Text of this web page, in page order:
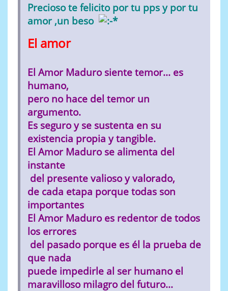
Precioso te felicito por tu pps y por tu
amor ,un beso
El amor
El Amor Maduro siente temor... es
humano,
pero no hace del temor un
argumento.
Es seguro y se sustenta en su
existencia propia y tangible.
El Amor Maduro se alimenta del
instante
del presente valioso y valorado,
de cada etapa porque todas son
importantes
El Amor Maduro es redentor de todos
los errores
del pasado porque es él la prueba de
que nada
puede impedirle al ser humano el
maravilloso milagro del futuro...